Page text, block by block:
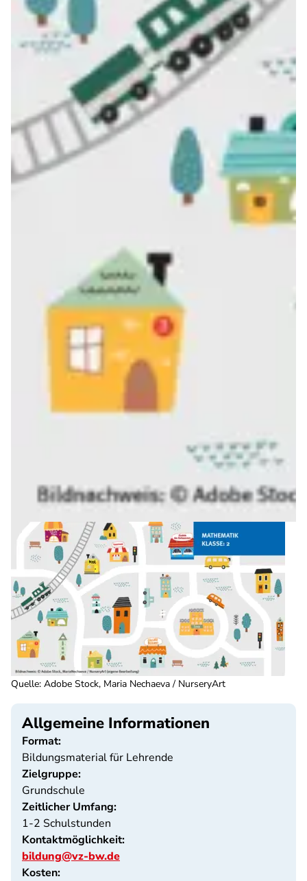
Quelle: Adobe Stock, Maria Nechaeva / NurseryArt
Allgemeine Informationen
Format:
Bildungsmaterial für Lehrende
Zielgruppe:
Grundschule
Zeitlicher Umfang:
1-2 Schulstunden
Kontaktmöglichkeit:
bildung@vz-bw.de
Kosten: